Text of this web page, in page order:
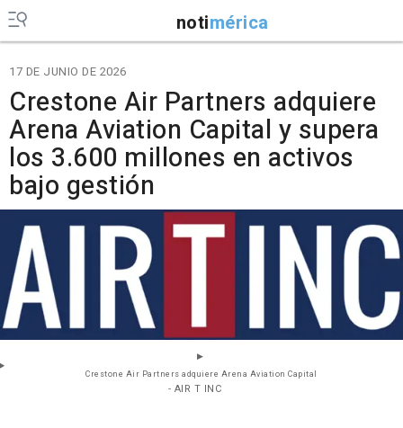
notimérica
17 DE JUNIO DE 2026
Crestone Air Partners adquiere
Arena Aviation Capital y supera
los 3.600 millones en activos
bajo gestión
Crestone Air Partners adquiere Arena Aviation Capital
- AIR T INC